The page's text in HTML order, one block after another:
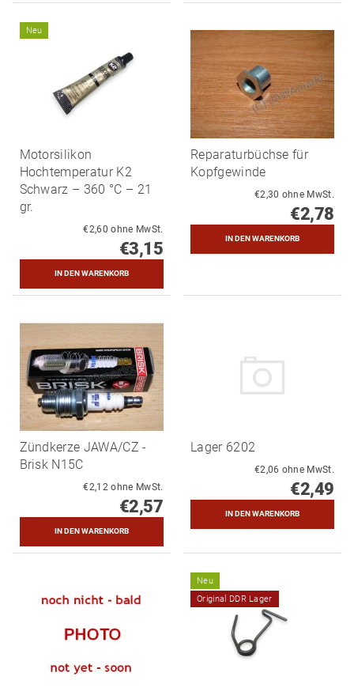
Neu
Motorsilikon
Hochtemperatur K2
Schwarz – 360 °C – 21
gr.
€2,60 ohne MwSt.
€3,15
Reparaturbüchse für
Kopfgewinde
€2,30 ohne MwSt.
€2,78
Zündkerze JAWA/CZ -
Brisk N15C
€2,12 ohne MwSt.
€2,57
Lager 6202
€2,06 ohne MwSt.
€2,49
Neu
Original DDR Lager